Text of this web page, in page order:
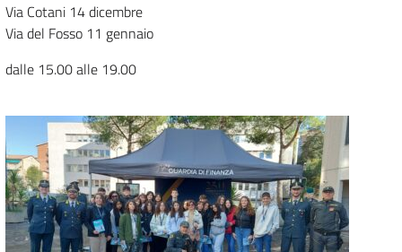
Via Cotani 14 dicembre
Via del Fosso 11 gennaio
dalle 15.00 alle 19.00